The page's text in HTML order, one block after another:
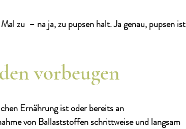
zu  – na ja, zu pupsen halt. Ja genau, pupsen ist
vorbeugen
Ernährung ist oder bereits an
von Ballaststoffen schrittweise und langsam